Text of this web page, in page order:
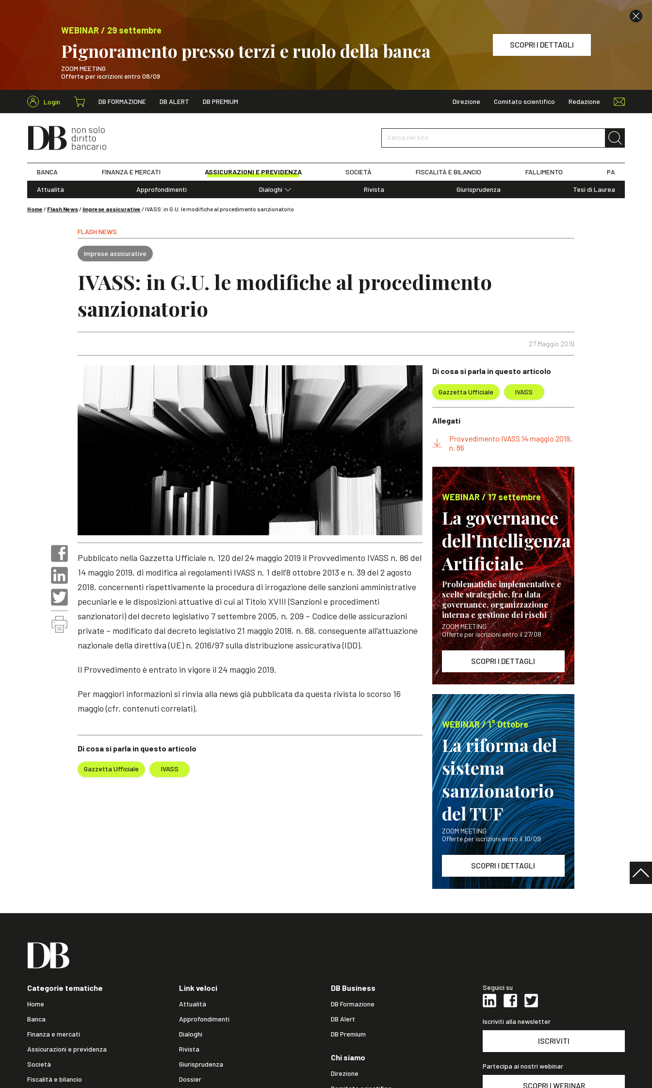
WEBINAR / 29 settembre
Pignoramento presso terzi e ruolo della banca
ZOOM MEETING
Offerte per iscrizioni entro 08/09
SCOPRI I DETTAGLI
WEBINAR / 29 settembre SCOPRI I DETTAGLI
Login DB FORMAZIONE DB ALERT DB PREMIUM Direzione Comitato scientifico Redazione
Cerca nel sito
Cerca nel sito
BANCA FINANZA E MERCATI ASSICURAZIONI E PREVIDENZA SOCIETÀ FISCALITÀ E BILANCIO FALLIMENTO PA
Attualità Approfondimenti
Dialoghi
Rivista Giurisprudenza Tesi di Laurea
Home / Flash News/ Imprese assicurative /IVASS: in G.U. le modifiche al procedimento sanzionatorio
FLASH NEWS
Imprese assicurative
IVASS: in G.U. le modifiche al procedimento
sanzionatorio
27 Maggio 2019
Di cosa si parla in questo articolo
Gazzetta Ufficiale IVASS
Pubblicato nella Gazzetta Ufficiale n. 120 del 24 maggio 2019 il Provvedimento IVASS n. 86 del
14 maggio 2019, di modifica ai regolamenti IVASS n. 1 dell’8 ottobre 2013 e n. 39 del 2 agosto
2018, concernenti rispettivamente la procedura di irrogazione delle sanzioni amministrative
pecuniarie e le disposizioni attuative di cui al Titolo XVIII (Sanzioni e procedimenti
sanzionatori) del decreto legislativo 7 settembre 2005, n. 209 – Codice delle assicurazioni
private – modificato dal decreto legislativo 21 maggio 2018, n. 68, conseguente all’attuazione
nazionale della direttiva (UE) n. 2016/97 sulla distribuzione assicurativa (IDD).
Il Provvedimento è entrato in vigore il 24 maggio 2019.
Per maggiori informazioni si rinvia alla news già pubblicata da questa rivista lo scorso 16
maggio (cfr. contenuti correlati).
Di cosa si parla in questo articolo
Gazzetta Ufficiale IVASS
Allegati
Provvedimento IVASS 14 maggio 2019,
n. 86
WEBINAR / 17 settembre
La governance
dell’Intelligenza
Artificiale
Problematiche implementative e
scelte strategiche, fra data
governance, organizzazione
interna e gestione dei rischi
ZOOM MEETING
Offerte per iscrizioni entro il 27/08
SCOPRI I DETTAGLI
WEBINAR / 1° Ottobre
La riforma del
sistema
sanzionatorio
del TUF
ZOOM MEETING
Offerte per iscrizioni entro il 10/09
SCOPRI I DETTAGLI
Categorie tematiche
Home
Banca
Finanza e mercati
Assicurazioni e previdenza
Società
Fiscalità e bilancio
Link veloci
Attualità
Approfondimenti
Dialoghi
Rivista
Giurisprudenza
Dossier
DB Business
DB Formazione
DB Alert
DB Premium
Chi siamo
Direzione
Seguici su
Iscriviti alla newsletter
ISCRIVITI
Partecipa ai nostri webinar
SCOPRI I WEBINAR